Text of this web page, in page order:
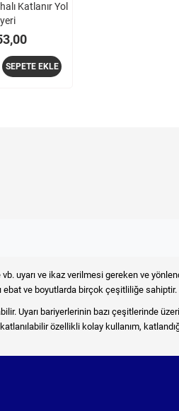
Katlanır Yol
SEPETE EKLE
vb. uyarı ve ikaz verilmesi gereken ve
ebat ve boyutlarda birçok çeşitliliğe sahiptir.
Uyarı bariyerlerinin bazı çeşitlerinde
özellikli kolay kullanım,